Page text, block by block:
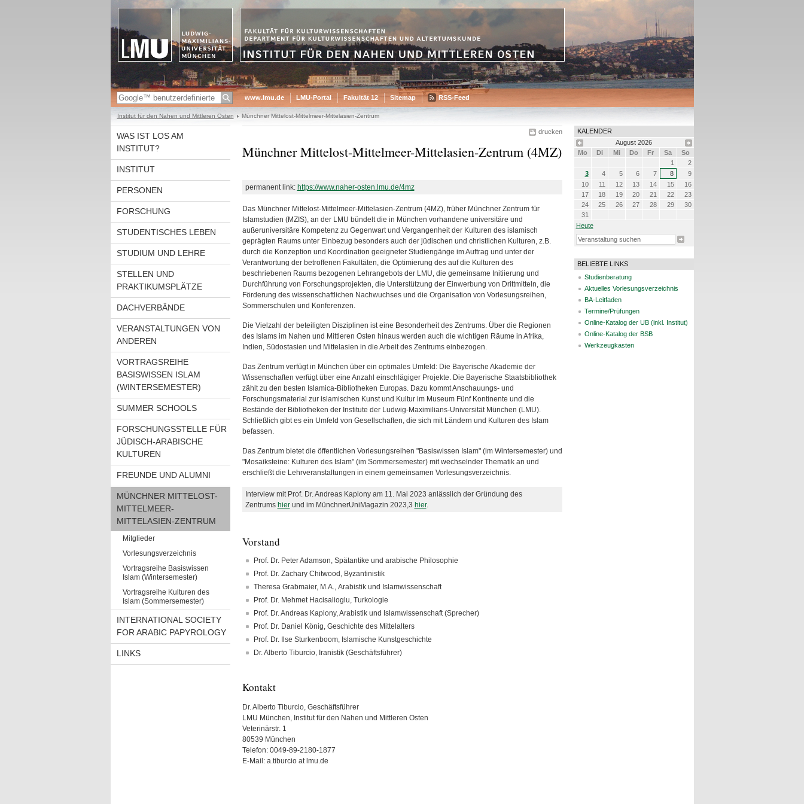
www.lmu.de LMU-Portal Fakultät 12 Sitemap RSS-Feed
Institut für den Nahen und Mittleren Osten Münchner Mittelost-Mittelmeer-Mittelasien-Zentrum
WAS IST LOS AM
INSTITUT?
INSTITUT
PERSONEN
FORSCHUNG
STUDENTISCHES LEBEN
STUDIUM UND LEHRE
STELLEN UND
PRAKTIKUMSPLÄTZE
DACHVERBÄNDE
VERANSTALTUNGEN VON
ANDEREN
VORTRAGSREIHE
BASISWISSEN ISLAM
(WINTERSEMESTER)
SUMMER SCHOOLS
FORSCHUNGSSTELLE FÜR
JÜDISCH-ARABISCHE
KULTUREN
FREUNDE UND ALUMNI
MÜNCHNER MITTELOST-
MITTELMEER-
MITTELASIEN-ZENTRUM
Mitglieder
Vorlesungsverzeichnis
Vortragsreihe Basiswissen
Islam (Wintersemester)
Vortragsreihe Kulturen des
Islam (Sommersemester)
INTERNATIONAL SOCIETY
FOR ARABIC PAPYROLOGY
LINKS
drucken
Münchner Mittelost-Mittelmeer-Mittelasien-Zentrum (4MZ)
permanent link: https://www.naher-osten.lmu.de/4mz
Das Münchner Mittelost-Mittelmeer-Mittelasien-Zentrum (4MZ), früher Münchner Zentrum für
Islamstudien (MZIS), an der LMU bündelt die in München vorhandene universitäre und
außeruniversitäre Kompetenz zu Gegenwart und Vergangenheit der Kulturen des islamisch
geprägten Raums unter Einbezug besonders auch der jüdischen und christlichen Kulturen, z.B.
durch die Konzeption und Koordination geeigneter Studiengänge im Auftrag und unter der
Verantwortung der betroffenen Fakultäten, die Optimierung des auf die Kulturen des
beschriebenen Raums bezogenen Lehrangebots der LMU, die gemeinsame Initiierung und
Durchführung von Forschungsprojekten, die Unterstützung der Einwerbung von Drittmitteln, die
Förderung des wissenschaftlichen Nachwuchses und die Organisation von Vorlesungsreihen,
Sommerschulen und Konferenzen.
Die Vielzahl der beteiligten Disziplinen ist eine Besonderheit des Zentrums. Über die Regionen
des Islams im Nahen und Mittleren Osten hinaus werden auch die wichtigen Räume in Afrika,
Indien, Südostasien und Mittelasien in die Arbeit des Zentrums einbezogen.
Das Zentrum verfügt in München über ein optimales Umfeld: Die Bayerische Akademie der
Wissenschaften verfügt über eine Anzahl einschlägiger Projekte. Die Bayerische Staatsbibliothek
zählt zu den besten Islamica-Bibliotheken Europas. Dazu kommt Anschauungs- und
Forschungsmaterial zur islamischen Kunst und Kultur im Museum Fünf Kontinente und die
Bestände der Bibliotheken der Institute der Ludwig-Maximilians-Universität München (LMU).
Schließlich gibt es ein Umfeld von Gesellschaften, die sich mit Ländern und Kulturen des Islam
befassen.
Das Zentrum bietet die öffentlichen Vorlesungsreihen "Basiswissen Islam" (im Wintersemester) und
"Mosaiksteine: Kulturen des Islam" (im Sommersemester) mit wechselnder Thematik an und
erschließt die Lehrveranstaltungen in einem gemeinsamen Vorlesungsverzeichnis.
Interview mit Prof. Dr. Andreas Kaplony am 11. Mai 2023 anlässlich der Gründung des
Zentrums hierund im MünchnerUniMagazin 2023,3 hier.
Vorstand
Prof. Dr. Peter Adamson, Spätantike und arabische Philosophie
Prof. Dr. Zachary Chitwood, Byzantinistik
Theresa Grabmaier, M.A., Arabistik und Islamwissenschaft
Prof. Dr. Mehmet Hacisalioglu, Turkologie
Prof. Dr. Andreas Kaplony, Arabistik und Islamwissenschaft (Sprecher)
Prof. Dr. Daniel König, Geschichte des Mittelalters
Prof. Dr. Ilse Sturkenboom, Islamische Kunstgeschichte
Dr. Alberto Tiburcio, Iranistik (Geschäftsführer)
Kontakt
Dr. Alberto Tiburcio, Geschäftsführer
LMU München, Institut für den Nahen und Mittleren Osten
Veterinärstr. 1
80539 München
Telefon: 0049-89-2180-1877
E-Mail: a.tiburcio at lmu.de
KALENDER
August 2026
Mo
Di Mi Do Fr Sa
So
1
2
3
4 5 6 7 8
9
10
11 12 13 14 15
16
17
18 19 20 21 22
23
24
25 26 27 28 29
30
31
Heute
BELIEBTE LINKS
Studienberatung
Aktuelles Vorlesungsverzeichnis
BA-Leitfaden
Termine/Prüfungen
Online-Katalog der UB (inkl. Institut)
Online-Katalog der BSB
Werkzeugkasten